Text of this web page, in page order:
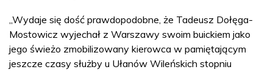
„Wydaje się dość prawdopodobne, że Tadeusz Dołęga-
Mostowicz wyjechał z Warszawy swoim buickiem jako
jego świeżo zmobilizowany kierowca w pamiętającym
jeszcze czasy służby u Ułanów Wileńskich stopniu